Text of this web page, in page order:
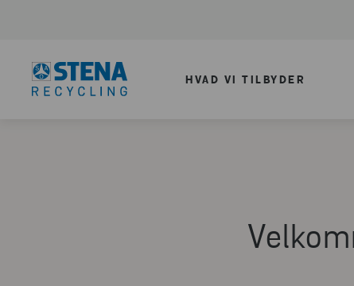
HVAD VI TILBYDER